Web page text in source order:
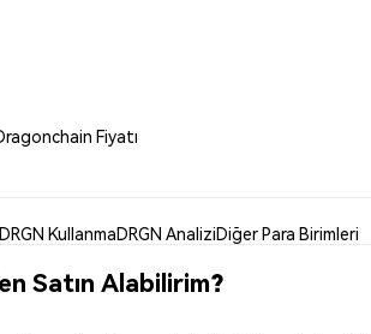
Fiyatı
DRGN KullanmaDRGN AnaliziDiğer Para Birimleri
Satın Alabilirim?